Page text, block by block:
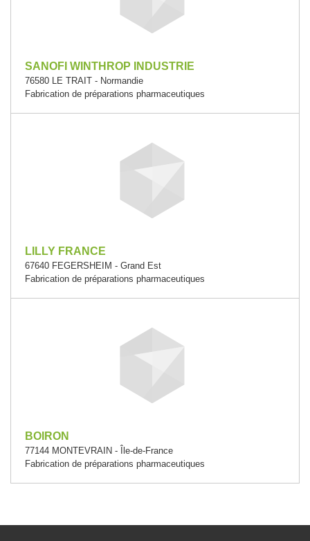
SANOFI WINTHROP INDUSTRIE
76580 LE TRAIT - Normandie
Fabrication de préparations pharmaceutiques
LILLY FRANCE
67640 FEGERSHEIM - Grand Est
Fabrication de préparations pharmaceutiques
BOIRON
77144 MONTEVRAIN - Île-de-France
Fabrication de préparations pharmaceutiques